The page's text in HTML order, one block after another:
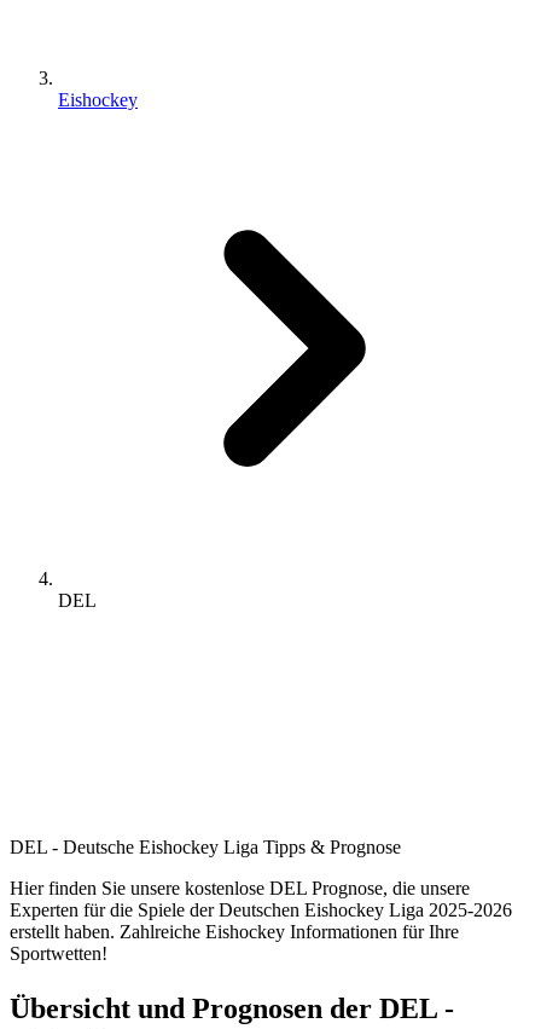
Eishockey
DEL
DEL - Deutsche Eishockey Liga Tipps & Prognose
Hier finden Sie unsere kostenlose DEL Prognose, die unsere
Experten für die Spiele der Deutschen Eishockey Liga 2025-2026
erstellt haben. Zahlreiche Eishockey Informationen für Ihre
Sportwetten!
Übersicht und Prognosen der DEL -